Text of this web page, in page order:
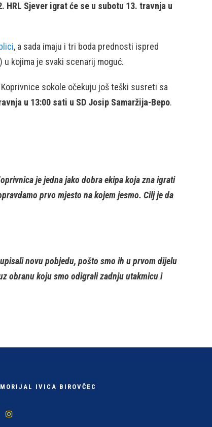
Sjever igrat će se u subotu 13. travnja u
, a sada imaju i tri boda prednosti ispred
kojima je svaki scenarij moguć.
sokole očekuju još teški susreti sa
u 13:00 sati u SD Josip Samaržija-Bepo.
je jedna jako dobra ekipa koja zna igrati
prvo mjesto na kojem jesmo. Cilj je da
novu pobjedu, pošto smo ih u prvom dijelu
obranu koju smo odigrali zadnju utakmicu i
IVICA BIROVČEC